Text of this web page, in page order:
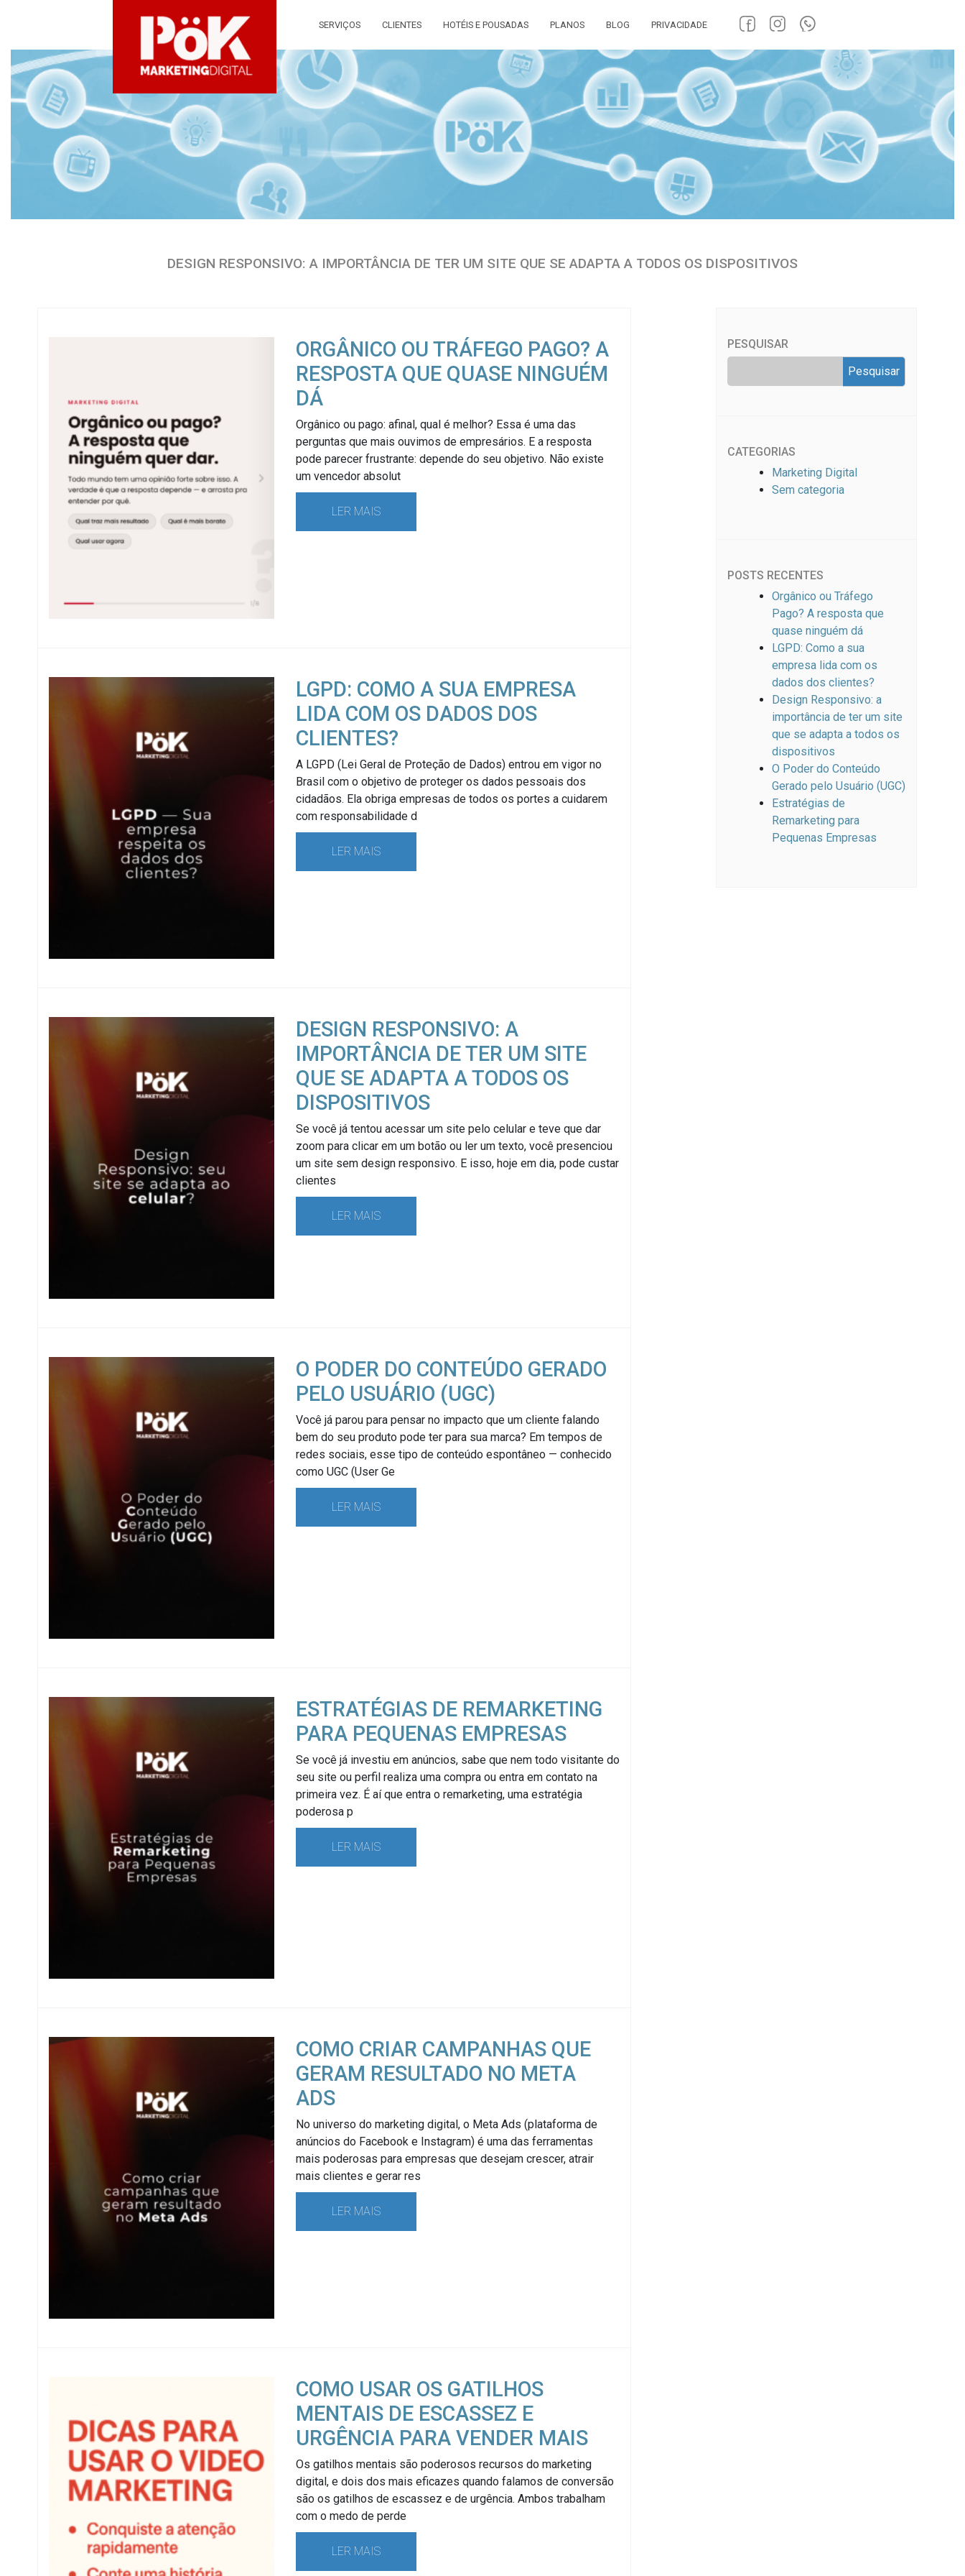
SERVIÇOS CLIENTES HOTÉIS E POUSADAS PLANOS BLOG PRIVACIDADE
DESIGN RESPONSIVO: A IMPORTÂNCIA DE TER UM SITE QUE SE ADAPTA A TODOS OS DISPOSITIVOS
ORGÂNICO OU TRÁFEGO PAGO? A
RESPOSTA QUE QUASE NINGUÉM
DÁ
Orgânico ou pago: afinal, qual é melhor? Essa é uma das
perguntas que mais ouvimos de empresários. E a resposta
pode parecer frustrante: depende do seu objetivo. Não existe
um vencedor absolut
LER MAIS
LGPD: COMO A SUA EMPRESA
LIDA COM OS DADOS DOS
CLIENTES?
A LGPD (Lei Geral de Proteção de Dados) entrou em vigor no
Brasil com o objetivo de proteger os dados pessoais dos
cidadãos. Ela obriga empresas de todos os portes a cuidarem
com responsabilidade d
LER MAIS
DESIGN RESPONSIVO: A
IMPORTÂNCIA DE TER UM SITE
QUE SE ADAPTA A TODOS OS
DISPOSITIVOS
Se você já tentou acessar um site pelo celular e teve que dar
zoom para clicar em um botão ou ler um texto, você presenciou
um site sem design responsivo. E isso, hoje em dia, pode custar
clientes
LER MAIS
O PODER DO CONTEÚDO GERADO
PELO USUÁRIO (UGC)
Você já parou para pensar no impacto que um cliente falando
bem do seu produto pode ter para sua marca? Em tempos de
redes sociais, esse tipo de conteúdo espontâneo — conhecido
como UGC (User Ge
LER MAIS
ESTRATÉGIAS DE REMARKETING
PARA PEQUENAS EMPRESAS
Se você já investiu em anúncios, sabe que nem todo visitante do
seu site ou perfil realiza uma compra ou entra em contato na
primeira vez. É aí que entra o remarketing, uma estratégia
poderosa p
LER MAIS
COMO CRIAR CAMPANHAS QUE
GERAM RESULTADO NO META
ADS
No universo do marketing digital, o Meta Ads (plataforma de
anúncios do Facebook e Instagram) é uma das ferramentas
mais poderosas para empresas que desejam crescer, atrair
mais clientes e gerar res
LER MAIS
COMO USAR OS GATILHOS
MENTAIS DE ESCASSEZ E
URGÊNCIA PARA VENDER MAIS
Os gatilhos mentais são poderosos recursos do marketing
digital, e dois dos mais eficazes quando falamos de conversão
são os gatilhos de escassez e de urgência. Ambos trabalham
com o medo de perde
LER MAIS
PESQUISAR
CATEGORIAS
Marketing Digital
Sem categoria
POSTS RECENTES
Orgânico ou Tráfego
Pago? A resposta que
quase ninguém dá
LGPD: Como a sua
empresa lida com os
dados dos clientes?
Design Responsivo: a
importância de ter um site
que se adapta a todos os
dispositivos
O Poder do Conteúdo
Gerado pelo Usuário (UGC)
Estratégias de
Remarketing para
Pequenas Empresas